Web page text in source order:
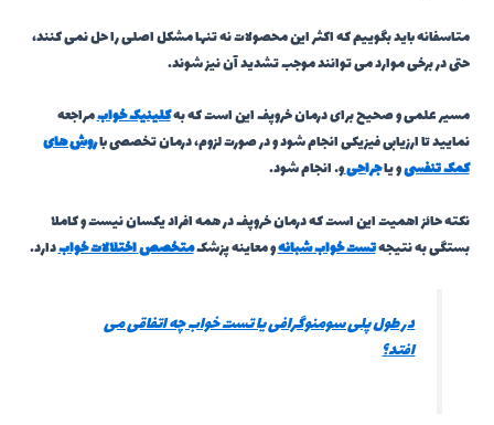
متاسفانه باید بگوییم که اکثر این محصولات نه تنها مشکل اصلی را حل نمی کنند،
حتی در برخی موارد می توانند موجب تشدید آن نیز شوند.
مسیر علمی و صحیح برای درمان خروپف این است که بهکلینیک خوابمراجعه
نمایید تا ارزیابی فیزیکی انجام شود و در صورت لزوم، درمان تخصصی باروش های
کمک تنفسیو یاجراحیو… انجام شود.
نکته حائز اهمیت این است که درمان خروپف در همه افراد یکسان نیست و کاملا
بستگی به نتیجهتست خواب شبانهو معاینه پزشکمتخصصاختلالات خوابدارد.
در طول پلی سومنوگرافی یا تست خواب چه اتفاقی می
افتد؟